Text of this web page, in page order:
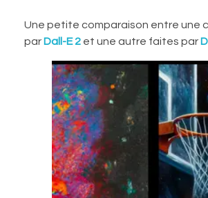
Une petite comparaison entre une
par Dall-E 2 et une autre faites par